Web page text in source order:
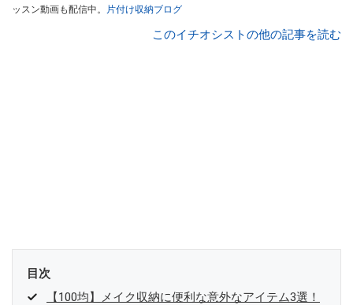
ッスン動画も配信中。
片付け収納ブログ
このイチオシストの他の記事を読む
目次
【100均】メイク収納に便利な意外なアイテム3選！